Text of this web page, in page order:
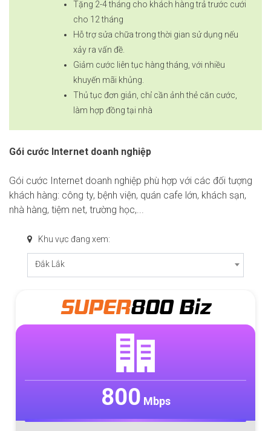
Tặng 2-4 tháng cho khách hàng trả trước cưới
cho 12 tháng
Hỗ trợ sửa chữa trong thời gian sử dụng nếu
xảy ra vấn đề.
Giảm cước liên tục hàng tháng, với nhiều
khuyến mãi khủng.
Thủ tục đơn giản, chỉ cần ảnh thẻ căn cước,
làm hợp đồng tại nhà
Gói cước Internet doanh nghiệp
Gói cước Internet doanh nghiệp phù hợp với các đối tượng
khách hàng: công ty, bệnh viện, quán cafe lớn, khách sạn,
nhà hàng, tiệm net, trường học,...
Khu vực đang xem:
Đắk Lắk
SUPER800 Biz
800 Mbps